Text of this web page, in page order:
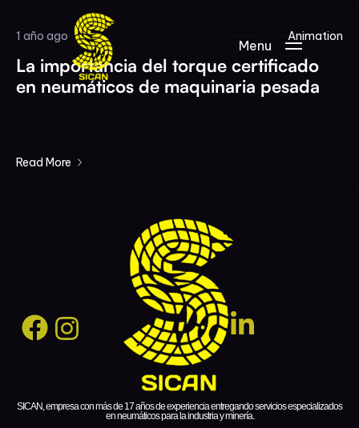
Menu
1 año ago Animation
La importancia del torque certificado
en neumáticos de maquinaria pesada
Read More
SICAN, empresa con más de 17 años de experiencia entregando servicios especializados
en neumáticos para la industria y minería.